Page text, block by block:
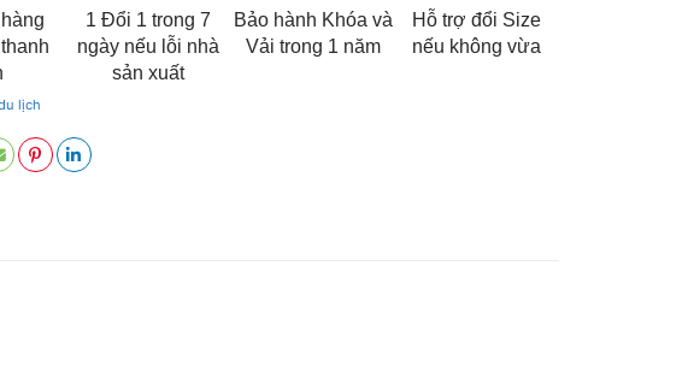
1 Đổi 1 trong 7
ngày nếu lỗi nhà
sản xuất
Bảo hành Khóa và
Vải trong 1 năm
Hỗ trợ đổi Size
nếu không vừa
lịch